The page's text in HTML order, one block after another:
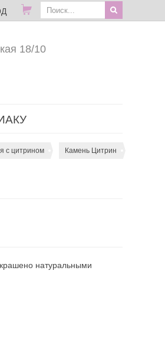
18/10
с цитрином Камень Цитрин
натуральными